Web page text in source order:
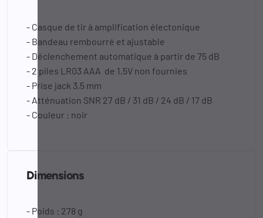
- Casque de tir à amplification électonique
- Bandeau rembourré et ajustable
- Déclenchement automatique à partir de 75 dB
- 2 piles LR03 AAA de 1,5V non fournies
- Prise jack 3,5 mm
- Atténuation SNR 27 dB / 31 dB / 24 dB / 17 dB
- Couleur : noir
Dimensions
- Poids : 278 g